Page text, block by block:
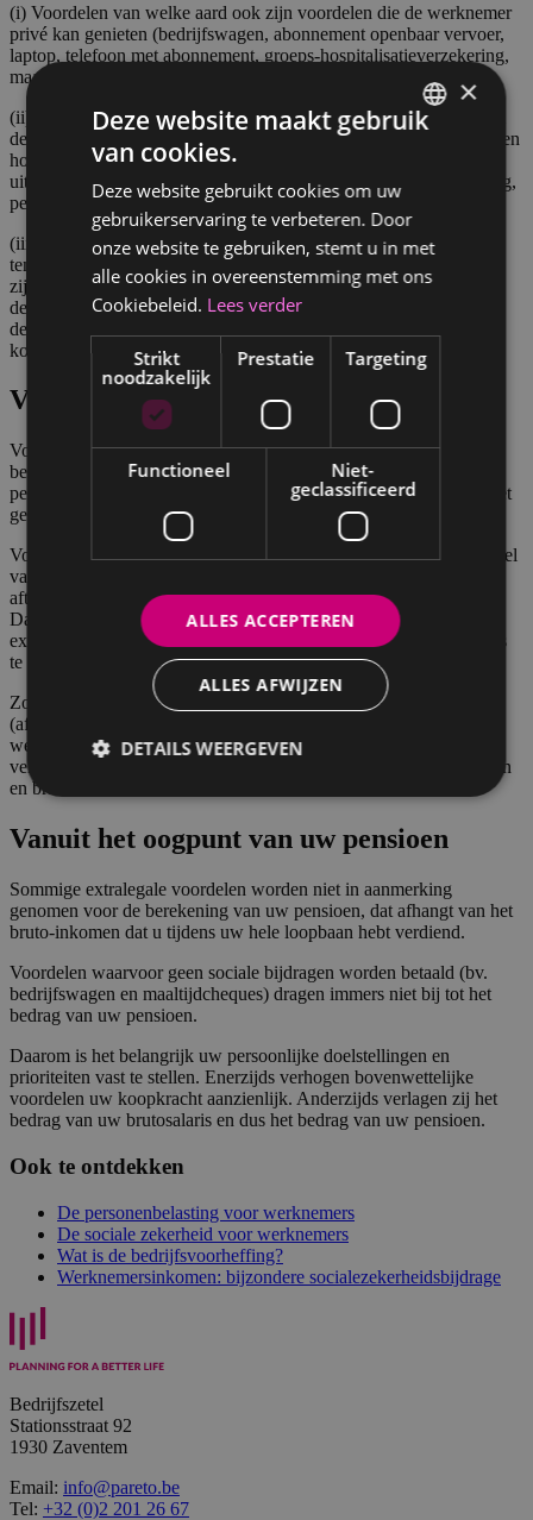
(i) Voordelen van welke aard ook zijn voordelen die de werknemer
privé kan genieten (bedrijfswagen, abonnement openbaar vervoer,
laptop, telefoon met abonnement, groeps-hospitalisatieverzekering,
maaltijdcheques/ecocheques, enz.)
(ii) Sociale voordelen hebben een sociaal doel. Zij hebben als doel
de band tussen de werknemers en het bedrijf te versterken en nemen
hoofdzakelijk de vorm aan van bonussen die bij wijze van
uitzondering worden toegekend (verkooprecord, bedrijfsverjaardag,
pensionering, enz.).
(iii) De kosten eigen aan de werkgever zijn in feite beroepskosten
ten laste van de onderneming die de werknemer in het kader van
zijn werkzaamheden zelf draagt. Zij kunnen worden toegekend in
de vorm van een forfaitaire vergoeding, die dan deel uitmaakt van
de bezoldiging, of in de vorm van een vergoeding van werkelijke
kosten (op basis van bewijsstukken).
Vanuit fiscaal oogpunt
Voor de werknemer worden extralegale voordelen in principe
beschouwd als beroepsinkomsten en dus als zodanig belast in de
personenbelasting. Er zijn uitzonderingen op dit beginsel. Dit is het
geval voor maaltijdcheques en ecocheques.
Vooral voor de werkgever zijn ze van fiscaal belang. Een groot deel
van deze uitkeringen is namelijk geheel of gedeeltelijk fiscaal
aftrekbaar en sommige zijn vrijgesteld van sociale bijdragen.
Daarom is het voor de werkgever minder duur om een pakket
extralegale voordelen aan te bieden dan om het bruto maandsalaris
te verhogen.
Zo is de auto van de zaak een gedeeltelijk aftrekbare VAA
(afhankelijk van de CO2-uitstoot) voor de werkgever. De
werknemer bespaart aanzienlijk op de aanschaf van de auto,
verzekeringspremies, onderhoudskosten, diverse wegenbelastingen
en brandstofkosten.
Vanuit het oogpunt van uw pensioen
Sommige extralegale voordelen worden niet in aanmerking
genomen voor de berekening van uw pensioen, dat afhangt van het
bruto-inkomen dat u tijdens uw hele loopbaan hebt verdiend.
Voordelen waarvoor geen sociale bijdragen worden betaald (bv.
bedrijfswagen en maaltijdcheques) dragen immers niet bij tot het
bedrag van uw pensioen.
Daarom is het belangrijk uw persoonlijke doelstellingen en
prioriteiten vast te stellen. Enerzijds verhogen bovenwettelijke
voordelen uw koopkracht aanzienlijk. Anderzijds verlagen zij het
bedrag van uw brutosalaris en dus het bedrag van uw pensioen.
Ook te ontdekken
De personenbelasting voor werknemers
De sociale zekerheid voor werknemers
Wat is de bedrijfsvoorheffing?
Werknemersinkomen: bijzondere socialezekerheidsbijdrage
Bedrijfszetel
Stationsstraat 92
1930 Zaventem
Email: info@pareto.be
Tel: +32 (0)2 201 26 67
×
Deze website maakt gebruik
van cookies.
Deze website gebruikt cookies om uw
gebruikerservaring te verbeteren. Door
onze website te gebruiken, stemt u in met
alle cookies in overeenstemming met ons
Cookiebeleid. Lees verder
Strikt
noodzakelijk
Prestatie Targeting
Functioneel
Niet-
geclassificeerd
ALLES ACCEPTEREN
ALLES AFWIJZEN
DETAILS WEERGEVEN